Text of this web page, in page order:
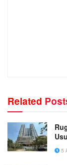
Related
5